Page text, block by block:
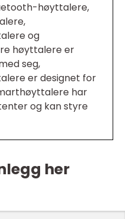
høyttalere,
og
høyttalere er
seg,
er designet for
har
og kan styre
her